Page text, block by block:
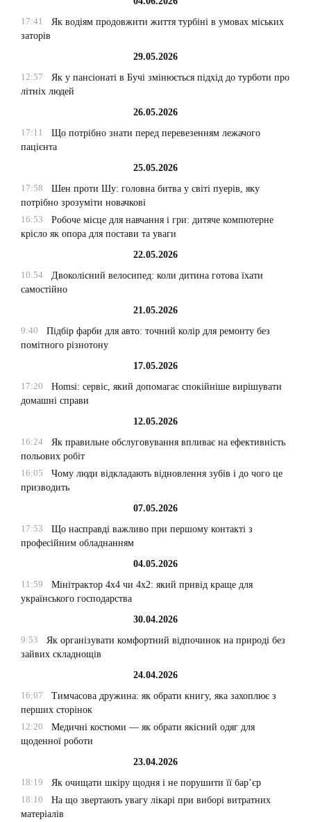
17:41
Як водіям продовжити життя турбіні в умовах міських
заторів
29.05.2026
12:57
Як у пансіонаті в Бучі змінюється підхід до турботи про
літніх людей
26.05.2026
17:11
Що потрібно знати перед перевезенням лежачого
пацієнта
25.05.2026
17:58
Шен проти Шу: головна битва у світі пуерів, яку
потрібно зрозуміти новачкові
16:53
Робоче місце для навчання і гри: дитяче компютерне
крісло як опора для постави та уваги
22.05.2026
10:54
Двоколісний велосипед: коли дитина готова їхати
самостійно
21.05.2026
9:40
Підбір фарби для авто: точний колір для ремонту без
помітного різнотону
17.05.2026
17:20
Homsi: сервіс, який допомагає спокійніше вирішувати
домашні справи
12.05.2026
16:24
Як правильне обслуговування впливає на ефективність
польових робіт
16:05
Чому люди відкладають відновлення зубів і до чого це
призводить
07.05.2026
17:53
Що насправді важливо при першому контакті з
професійним обладнанням
04.05.2026
11:59
Мінітрактор 4х4 чи 4х2: який привід краще для
українського господарства
30.04.2026
9:53
Як організувати комфортний відпочинок на природі без
зайвих складнощів
24.04.2026
16:07
Тимчасова дружина: як обрати книгу, яка захоплює з
перших сторінок
12:20
Медичні костюми — як обрати якісний одяг для
щоденної роботи
23.04.2026
18:19
Як очищати шкіру щодня і не порушити її бар’єр
18:10
На що звертають увагу лікарі при виборі витратних
матеріалів